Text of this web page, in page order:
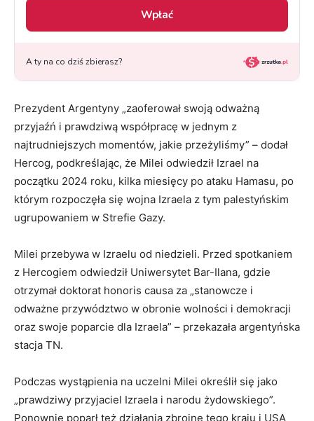
Prezydent Argentyny „zaoferował swoją odważną
przyjaźń i prawdziwą współpracę w jednym z
najtrudniejszych momentów, jakie przeżyliśmy” – dodał
Hercog, podkreślając, że Milei odwiedził Izrael na
początku 2024 roku, kilka miesięcy po ataku Hamasu, po
którym rozpoczęła się wojna Izraela z tym palestyńskim
ugrupowaniem w Strefie Gazy.
Milei przebywa w Izraelu od niedzieli. Przed spotkaniem
z Hercogiem odwiedził Uniwersytet Bar-Ilana, gdzie
otrzymał doktorat honoris causa za „stanowcze i
odważne przywództwo w obronie wolności i demokracji
oraz swoje poparcie dla Izraela” – przekazała argentyńska
stacja TN.
Podczas wystąpienia na uczelni Milei określił się jako
„prawdziwy przyjaciel Izraela i narodu żydowskiego”.
Ponownie poparł też działania zbrojne tego kraju i USA